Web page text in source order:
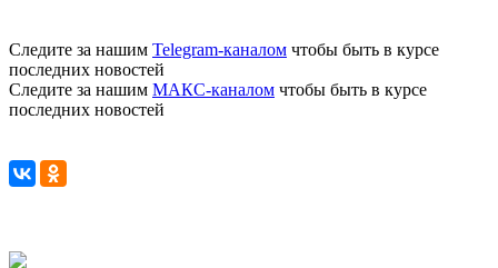
Следите за нашим Telegram-каналом чтобы быть в курсе
последних новостей
Следите за нашим МАКС-каналом чтобы быть в курсе
последних новостей